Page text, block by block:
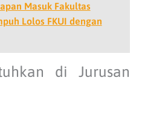
Masuk Fakultas
Lolos FKUI dengan
di Jurusan